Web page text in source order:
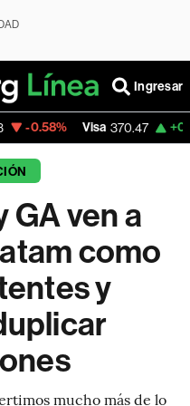
Ingresar
370.47 +0.52%
GA ven a
como
y
mucho más de lo